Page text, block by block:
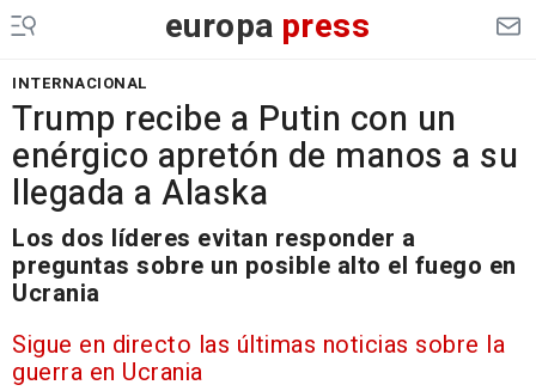
europa press
INTERNACIONAL
Trump recibe a Putin con un
enérgico apretón de manos a su
llegada a Alaska
Los dos líderes evitan responder a
preguntas sobre un posible alto el fuego en
Ucrania
Sigue en directo las últimas noticias sobre la
guerra en Ucrania